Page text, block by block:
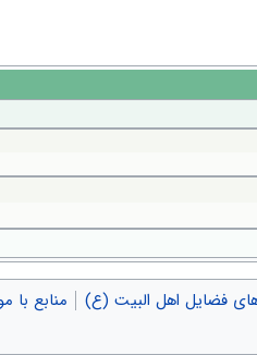
فضایل اهل البیت (ع)
منابع با